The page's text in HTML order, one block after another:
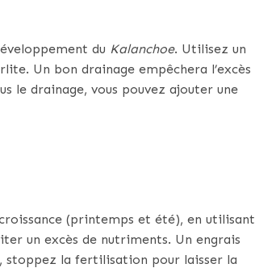
du Kalanchoe. Utilisez un
Un bon drainage empêchera l’excès
le drainage, vous pouvez ajouter une
(printemps et été), en utilisant
un excès de nutriments. Un engrais
stoppez la fertilisation pour laisser la